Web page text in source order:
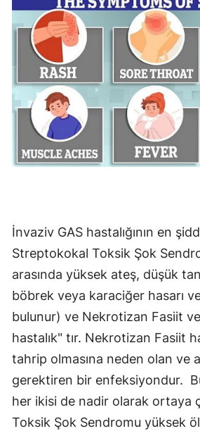
İnvaziv GAS hastalığının en
Streptokokal Toksik Şok
arasında yüksek ateş, düşük
böbrek veya karaciğer hasarı
bulunur) ve Nekrotizan Fasiit
hastalık" tır. Nekrotizan Fasiit
tahrip olmasına neden olan ve
gerektiren bir enfeksiyondur.
her ikisi de nadir olarak ortaya
Toksik Şok Sendromu yüksek